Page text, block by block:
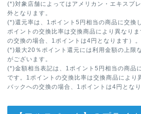
(*)対象店舗によってはアメリカン・エキスプ
外となります。
(*)還元率は、1ポイント5円相当の商品に交換
ポイントの交換比率は交換商品により異なり
の交換の場合、1ポイントは4円となります）。
(*)最大20％ポイント還元には利用金額の上限
がございます。
(*)金額相当表記は、1ポイント5円相当の商品
です。1ポイントの交換比率は交換商品により
バックへの交換の場合、1ポイントは4円となり